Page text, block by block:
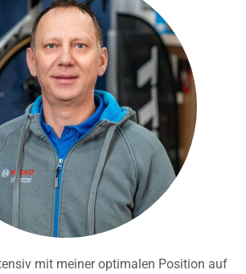
mit meiner optimalen Position auf